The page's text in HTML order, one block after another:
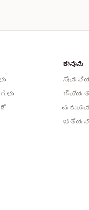
ಕಾನೂನು
ಸೇವಾ
ಗೌಪ್ಯತಾ